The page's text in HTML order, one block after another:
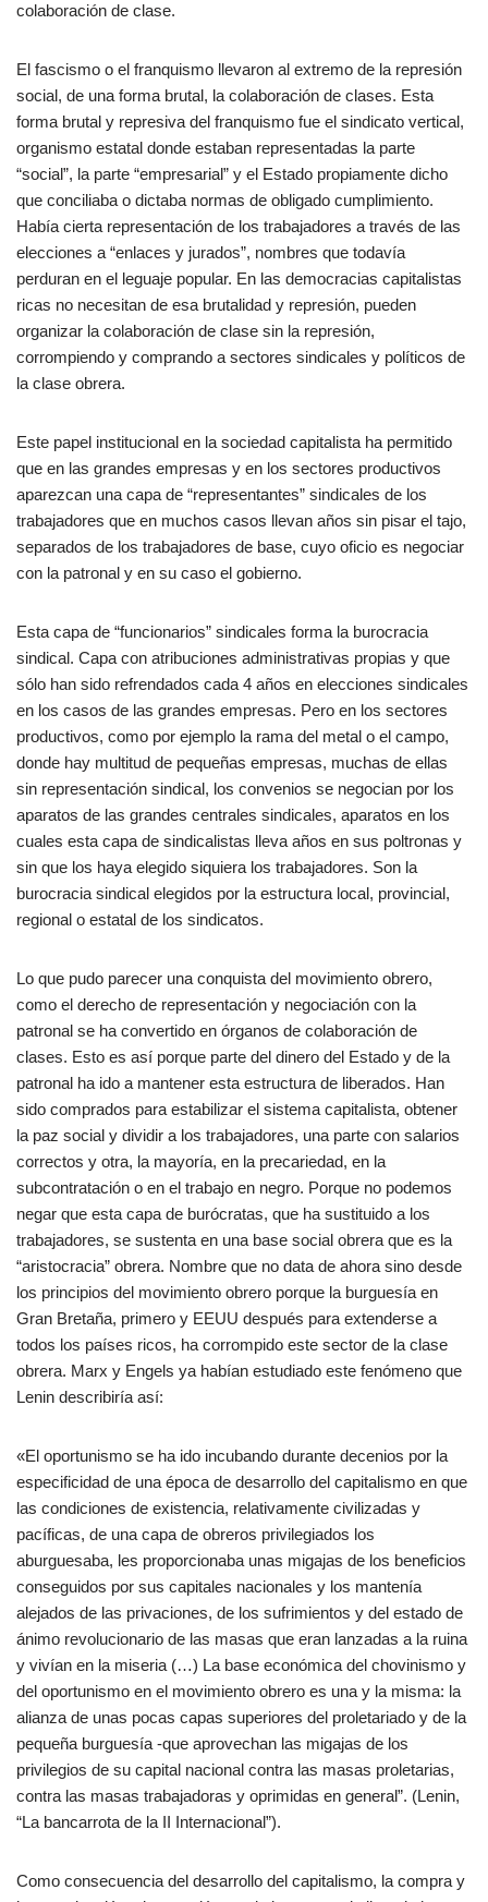
colaboración de clase.
El fascismo o el franquismo llevaron al extremo de la represión
social, de una forma brutal, la colaboración de clases. Esta
forma brutal y represiva del franquismo fue el sindicato vertical,
organismo estatal donde estaban representadas la parte
“social”, la parte “empresarial” y el Estado propiamente dicho
que conciliaba o dictaba normas de obligado cumplimiento.
Había cierta representación de los trabajadores a través de las
elecciones a “enlaces y jurados”, nombres que todavía
perduran en el leguaje popular. En las democracias capitalistas
ricas no necesitan de esa brutalidad y represión, pueden
organizar la colaboración de clase sin la represión,
corrompiendo y comprando a sectores sindicales y políticos de
la clase obrera.
Este papel institucional en la sociedad capitalista ha permitido
que en las grandes empresas y en los sectores productivos
aparezcan una capa de “representantes” sindicales de los
trabajadores que en muchos casos llevan años sin pisar el tajo,
separados de los trabajadores de base, cuyo oficio es negociar
con la patronal y en su caso el gobierno.
Esta capa de “funcionarios” sindicales forma la burocracia
sindical. Capa con atribuciones administrativas propias y que
sólo han sido refrendados cada 4 años en elecciones sindicales
en los casos de las grandes empresas. Pero en los sectores
productivos, como por ejemplo la rama del metal o el campo,
donde hay multitud de pequeñas empresas, muchas de ellas
sin representación sindical, los convenios se negocian por los
aparatos de las grandes centrales sindicales, aparatos en los
cuales esta capa de sindicalistas lleva años en sus poltronas y
sin que los haya elegido siquiera los trabajadores. Son la
burocracia sindical elegidos por la estructura local, provincial,
regional o estatal de los sindicatos.
Lo que pudo parecer una conquista del movimiento obrero,
como el derecho de representación y negociación con la
patronal se ha convertido en órganos de colaboración de
clases. Esto es así porque parte del dinero del Estado y de la
patronal ha ido a mantener esta estructura de liberados. Han
sido comprados para estabilizar el sistema capitalista, obtener
la paz social y dividir a los trabajadores, una parte con salarios
correctos y otra, la mayoría, en la precariedad, en la
subcontratación o en el trabajo en negro. Porque no podemos
negar que esta capa de burócratas, que ha sustituido a los
trabajadores, se sustenta en una base social obrera que es la
“aristocracia” obrera. Nombre que no data de ahora sino desde
los principios del movimiento obrero porque la burguesía en
Gran Bretaña, primero y EEUU después para extenderse a
todos los países ricos, ha corrompido este sector de la clase
obrera. Marx y Engels ya habían estudiado este fenómeno que
Lenin describiría así:
«El oportunismo se ha ido incubando durante decenios por la
especificidad de una época de desarrollo del capitalismo en que
las condiciones de existencia, relativamente civilizadas y
pacíficas, de una capa de obreros privilegiados los
aburguesaba, les proporcionaba unas migajas de los beneficios
conseguidos por sus capitales nacionales y los mantenía
alejados de las privaciones, de los sufrimientos y del estado de
ánimo revolucionario de las masas que eran lanzadas a la ruina
y vivían en la miseria (…) La base económica del chovinismo y
del oportunismo en el movimiento obrero es una y la misma: la
alianza de unas pocas capas superiores del proletariado y de la
pequeña burguesía -que aprovechan las migajas de los
privilegios de su capital nacional contra las masas proletarias,
contra las masas trabajadoras y oprimidas en general”. (Lenin,
“La bancarrota de la II Internacional”).
Como consecuencia del desarrollo del capitalismo, la compra y